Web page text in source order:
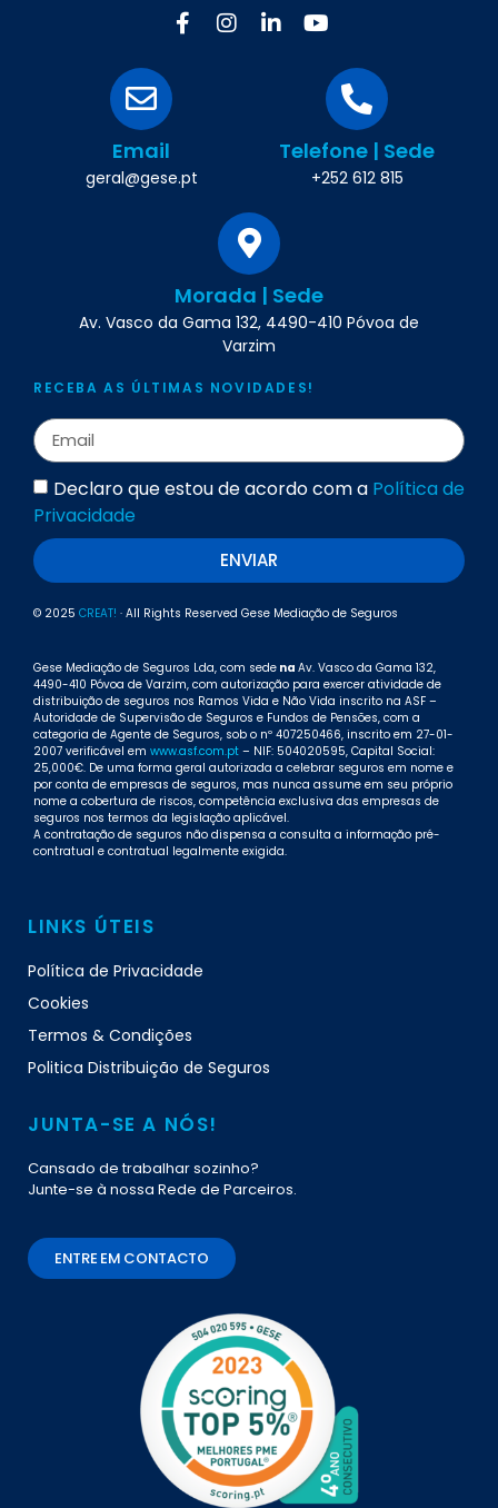
Email
geral@gese.pt
Telefone | Sede
+252 612 815
Morada | Sede
Av. Vasco da Gama 132, 4490-410 Póvoa de
Varzim
RECEBA AS ÚLTIMAS NOVIDADES!
Declaro que estou de acordo com a Política de
Privacidade
ENVIAR
© 2025 CREAT! · All Rights Reserved Gese Mediação de Seguros
Gese Mediação de Seguros Lda, com sede na Av. Vasco da Gama 132,
4490-410 Póvoa de Varzim, com autorização para exercer atividade de
distribuição de seguros nos Ramos Vida e Não Vida inscrito na ASF –
Autoridade de Supervisão de Seguros e Fundos de Pensões, com a
categoria de Agente de Seguros, sob o nº 407250466, inscrito em 27-01-
2007 verificável em www.asf.com.pt – NIF: 504020595, Capital Social:
25,000€. De uma forma geral autorizada a celebrar seguros em nome e
por conta de empresas de seguros, mas nunca assume em seu próprio
nome a cobertura de riscos, competência exclusiva das empresas de
seguros nos termos da legislação aplicável.
A contratação de seguros não dispensa a consulta a informação pré-
contratual e contratual legalmente exigida.
LINKS ÚTEIS
Política de Privacidade
Cookies
Termos & Condições
Politica Distribuição de Seguros
JUNTA-SE A NÓS!
Cansado de trabalhar sozinho?
Junte-se à nossa Rede de Parceiros.
ENTRE EM CONTACTO